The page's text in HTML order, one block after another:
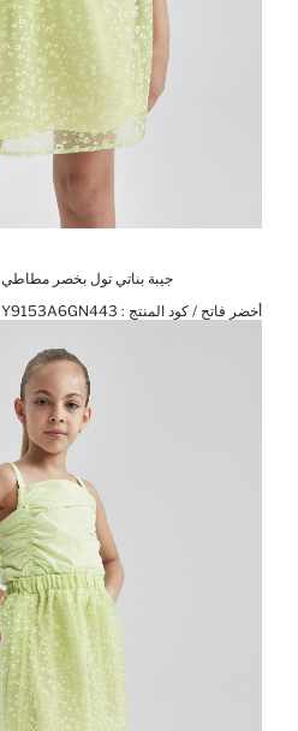
جيبة بناتي تول بخصر مطاطي
أخضر فاتح / كود المنتج : Y9153A6GN443